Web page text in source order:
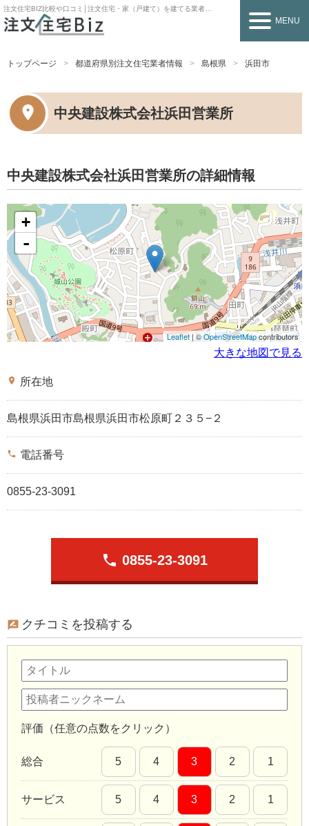
注文住宅BIZ比較や口コミ│注文住宅・家（戸建て）を建てる業者を探すなら
MENU
トップページ 都道府県別注文住宅業者情報 島根県 浜田市
中央建設株式会社浜田営業所
中央建設株式会社浜田営業所の詳細情報
+
-
Leaflet | ©OpenStreetMapcontributors
大きな地図で見る
place 所在地
島根県浜田市島根県浜田市松原町２３５−２
phone 電話番号
0855-23-3091
phone 0855-23-3091
クチコミを投稿する
評価（任意の点数をクリック）
総合 5 4 3 2 1
サービス 5 4 3 2 1